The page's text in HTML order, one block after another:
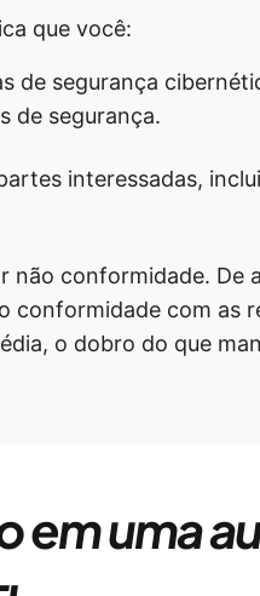
que você:
de segurança
de segurança.
interessadas,
não conformidade. De
conformidade com as
o dobro do que
em uma